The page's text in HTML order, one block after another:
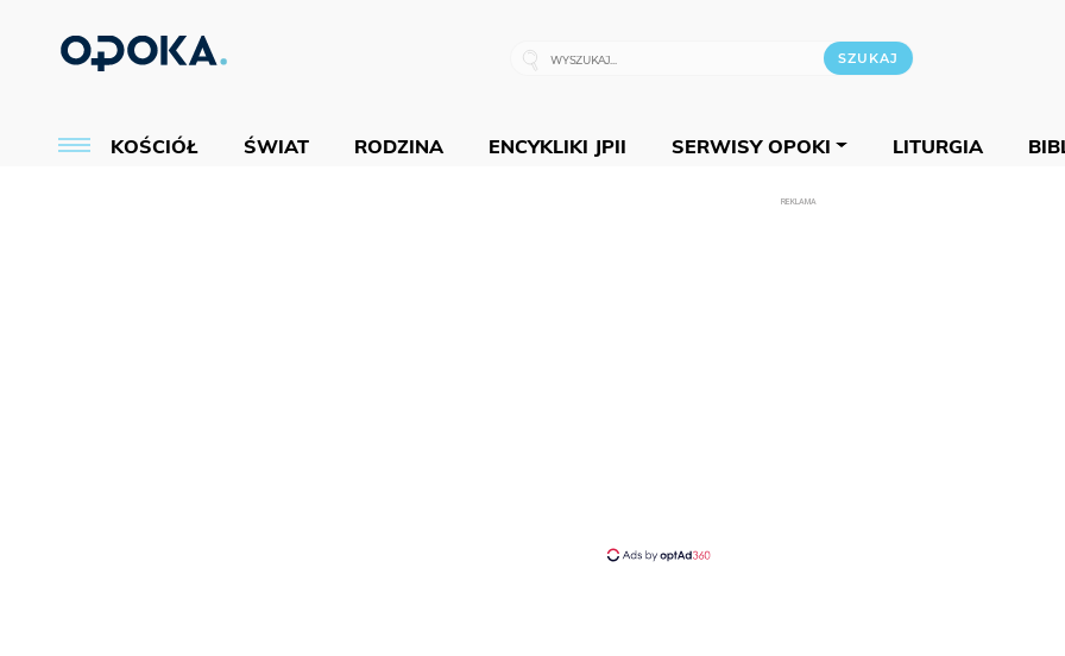
KOŚCIÓŁ ŚWIAT RODZINA ENCYKLIKI JPII SERWISY OPOKI LITURGIA
REKLAMA